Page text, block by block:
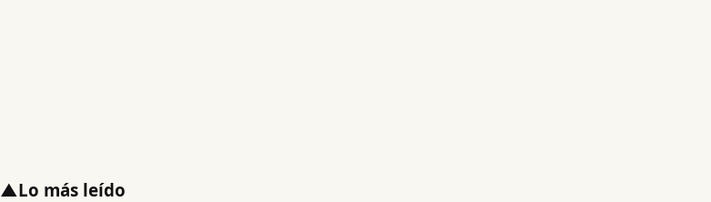
▲Lo más leído